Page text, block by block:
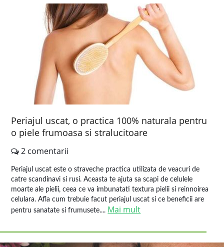
Periajul uscat, o practica 100% naturala pentru
o piele frumoasa si stralucitoare
2 comentarii
Periajul uscat este o straveche practica utilizata de veacuri de
catre scandinavi si rusi. Aceasta te ajuta sa scapi de celulele
moarte ale pielii, ceea ce va imbunatati textura pielii si reinnoirea
celulara. Afla cum trebuie facut periajul uscat si ce beneficii are
pentru sanatate si frumusete.... Mai mult